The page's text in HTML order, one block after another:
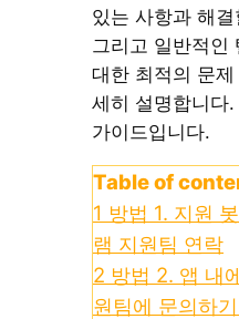
있는 사항과 해
그리고 일반적인
대한 최적의 문
세히 설명합니다
가이드입니다.
Table of
1 방법 1. 지원
램 지원팀 연락
2 방법 2. 앱 내
원팀에 문의하